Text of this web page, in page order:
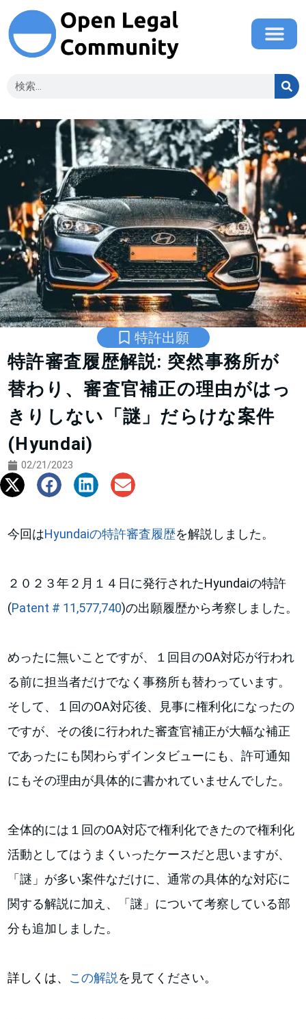
特許出願
特許審査履歴解説: 突然事務所が
替わり、審査官補正の理由がはっ
きりしない「謎」だらけな案件
(Hyundai)
02/21/2023
今回はHyundaiの特許審査履歴を解説しました。
２０２３年２月１４日に発行されたHyundaiの特許
(Patent # 11,577,740)の出願履歴から考察しました。
めったに無いことですが、１回目のOA対応が行われ
る前に担当者だけでなく事務所も替わっています。
そして、１回のOA対応後、見事に権利化になったの
ですが、その後に行われた審査官補正が大幅な補正
であったにも関わらずインタビューにも、許可通知
にもその理由が具体的に書かれていませんでした。
全体的には１回のOA対応で権利化できたので権利化
活動としてはうまくいったケースだと思いますが、
「謎」が多い案件なだけに、通常の具体的な対応に
関する解説に加え、「謎」について考察している部
分も追加しました。
詳しくは、 この解説を見てください。